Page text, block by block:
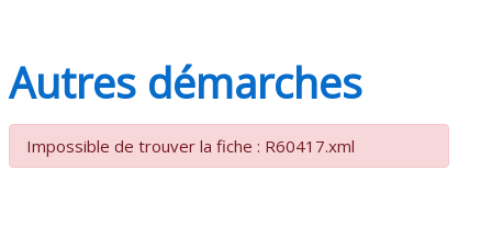
Autres démarches
Impossible de trouver la fiche : R60417.xml